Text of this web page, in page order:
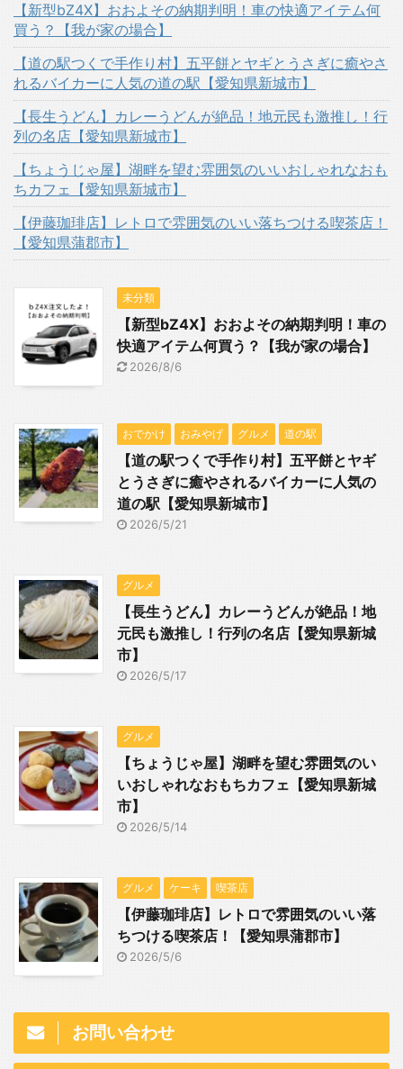
【新型bZ4X】おおよその納期判明！車の快適アイテム何
買う？【我が家の場合】
【道の駅つくで手作り村】五平餅とヤギとうさぎに癒やさ
れるバイカーに人気の道の駅【愛知県新城市】
【長生うどん】カレーうどんが絶品！地元民も激推し！行
列の名店【愛知県新城市】
【ちょうじゃ屋】湖畔を望む雰囲気のいいおしゃれなおも
ちカフェ【愛知県新城市】
【伊藤珈琲店】レトロで雰囲気のいい落ちつける喫茶店！
【愛知県蒲郡市】
未分類
【新型bZ4X】おおよその納期判明！車の
快適アイテム何買う？【我が家の場合】
2026/8/6
おでかけ おみやげ グルメ 道の駅
【道の駅つくで手作り村】五平餅とヤギ
とうさぎに癒やされるバイカーに人気の
道の駅【愛知県新城市】
2026/5/21
グルメ
【長生うどん】カレーうどんが絶品！地
元民も激推し！行列の名店【愛知県新城
市】
2026/5/17
グルメ
【ちょうじゃ屋】湖畔を望む雰囲気のい
いおしゃれなおもちカフェ【愛知県新城
市】
2026/5/14
グルメ ケーキ 喫茶店
【伊藤珈琲店】レトロで雰囲気のいい落
ちつける喫茶店！【愛知県蒲郡市】
2026/5/6
お問い合わせ